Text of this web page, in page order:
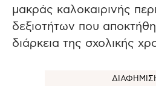
μακράς καλοκαιρινής
δεξιοτήτων που
διάρκεια της σχολικής